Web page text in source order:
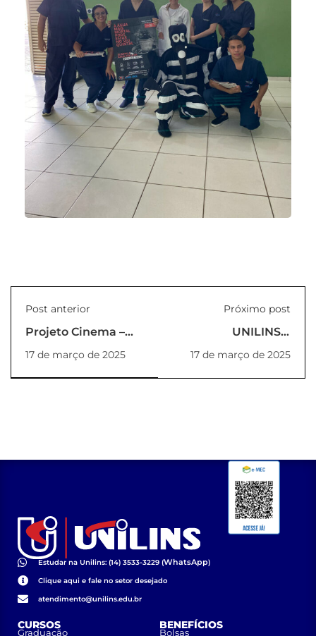
Post anterior
Projeto Cinema –
Fime: A Onda
17 de março de 2025
Próximo post
UNILINS e
Fundação Casa
formalizam
parceria para
17 de março de 2025
Estudar na Unilins: (14) 3533-3229 (WhatsApp)
Clique aqui e fale no setor desejado
atendimento@unilins.edu.br
CURSOS
Graduação
BENEFÍCIOS
Bolsas